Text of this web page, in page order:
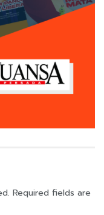
Required fields are